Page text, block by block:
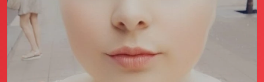
Annunci Donne
Agenzia matrimoniale Club di Più